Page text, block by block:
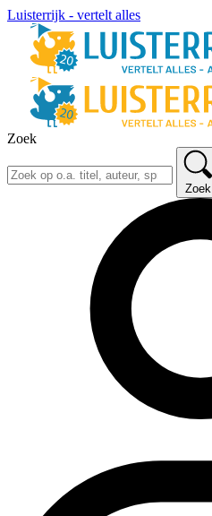
Luisterrijk - vertelt alles
Zoek
Zoek